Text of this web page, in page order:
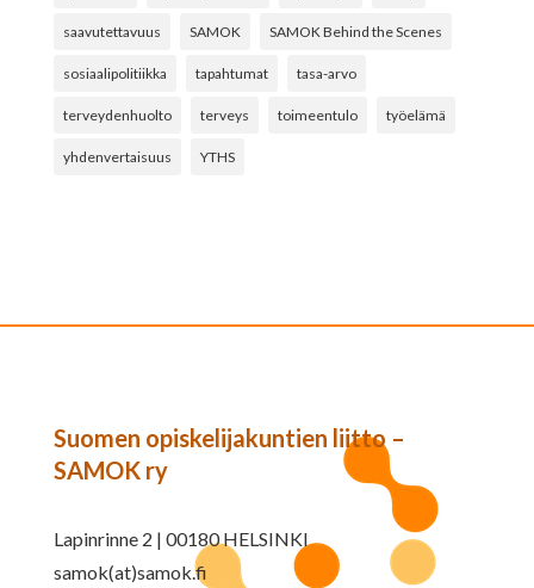
saavutettavuus SAMOK SAMOK Behind the Scenes
sosiaalipolitiikka tapahtumat tasa-arvo
terveydenhuolto terveys toimeentulo työelämä
yhdenvertaisuus YTHS
Suomen opiskelijakuntien liitto –
SAMOK ry
Lapinrinne 2 | 00180 HELSINKI
samok(at)samok.fi